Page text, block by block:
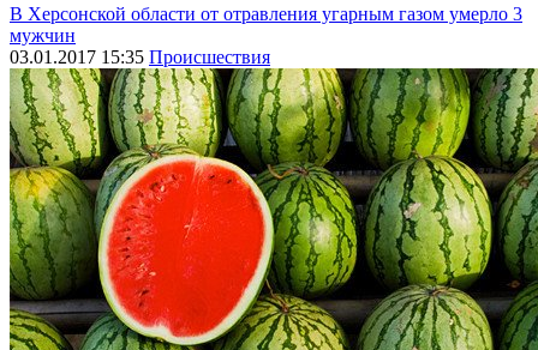
В Херсонской области от отравления угарным газом умерло 3
мужчин
03.01.2017 15:35 Происшествия